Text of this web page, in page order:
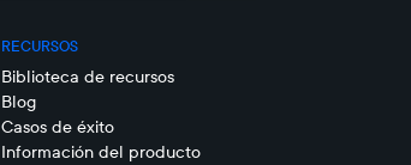
RECURSOS
Biblioteca de recursos
Blog
Casos de éxito
Información del producto